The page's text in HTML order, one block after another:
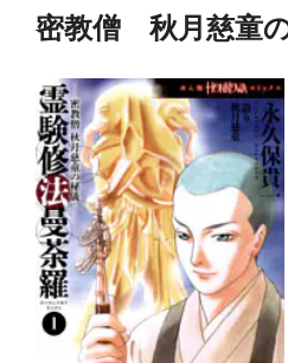
密教僧 秋月慈童